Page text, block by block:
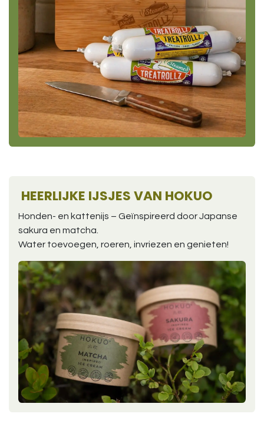
HEERLIJKE IJSJES VAN HOKUO
Honden- en kattenijs – Geïnspireerd door Japanse
sakura en matcha.
Water toevoegen, roeren, invriezen en genieten!